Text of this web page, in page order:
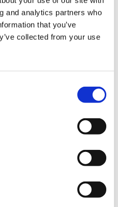
and analytics partners who
that you’ve
collected from your use